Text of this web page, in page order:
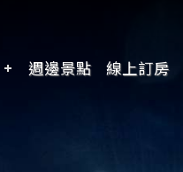
週邊景點 線上訂房